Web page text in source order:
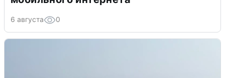
6 августа 0